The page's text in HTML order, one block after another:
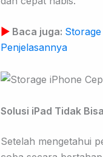
▶ Baca juga:
Penjelasannya
Solusi iPad Tidak
Setelah mengetahui